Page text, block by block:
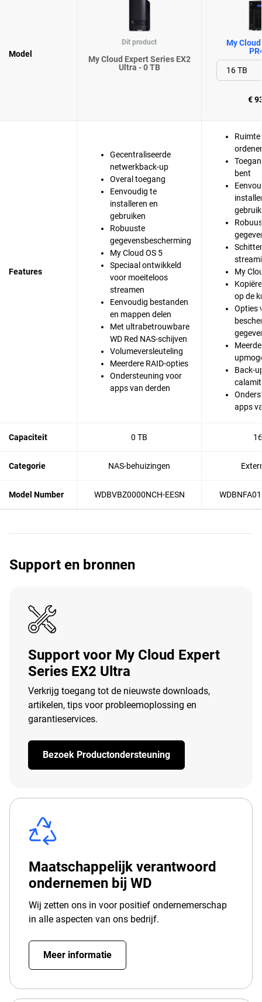
Model
Dit product
My Cloud Expert Series EX2
Ultra - 0 TB
My
€
Features
Gecentraliseerde
netwerkback-up
Overal toegang
Eenvoudig te
installeren en
gebruiken
Robuuste
gegevensbescherming
My Cloud OS 5
Speciaal ontwikkeld
voor moeiteloos
streamen
Eenvoudig bestanden
en mappen delen
Met ultrabetrouwbare
WD Red NAS-schijven
Volumeversleuteling
Meerdere RAID-opties
Ondersteuning voor
apps van derden
bent
My
op de
Opties
Back-
apps
Capaciteit 0 TB
Categorie NAS-behuizingen
Model Number WDBVBZ0000NCH-EESN
Support en bronnen
Support voor My Cloud Expert
Series EX2 Ultra
Verkrijg toegang tot de nieuwste downloads,
artikelen, tips voor probleemoplossing en
garantieservices.
Bezoek Productondersteuning
Maatschappelijk verantwoord
ondernemen bij WD
Wij zetten ons in voor positief ondernemerschap
in alle aspecten van ons bedrijf.
Meer informatie